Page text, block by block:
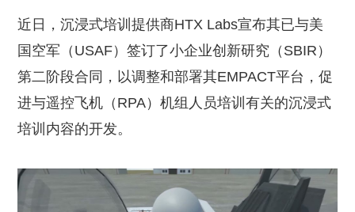
近日，沉浸式培训提供商HTX Labs宣布其已与美
国空军（USAF）签订了小企业创新研究（SBIR）
第二阶段合同，以调整和部署其EMPACT平台，促
进与遥控飞机（RPA）机组人员培训有关的沉浸式
培训内容的开发。